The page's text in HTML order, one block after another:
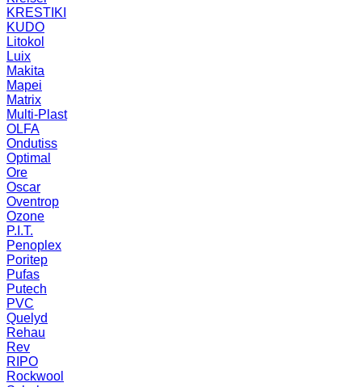
KRESTIKI
KUDO
Litokol
Luix
Makita
Mapei
Matrix
Multi-Plast
OLFA
Ondutiss
Optimal
Ore
Oscar
Oventrop
Ozone
P.I.T.
Penoplex
Poritep
Pufas
Putech
PVC
Quelyd
Rehau
Rev
RIPO
Rockwool